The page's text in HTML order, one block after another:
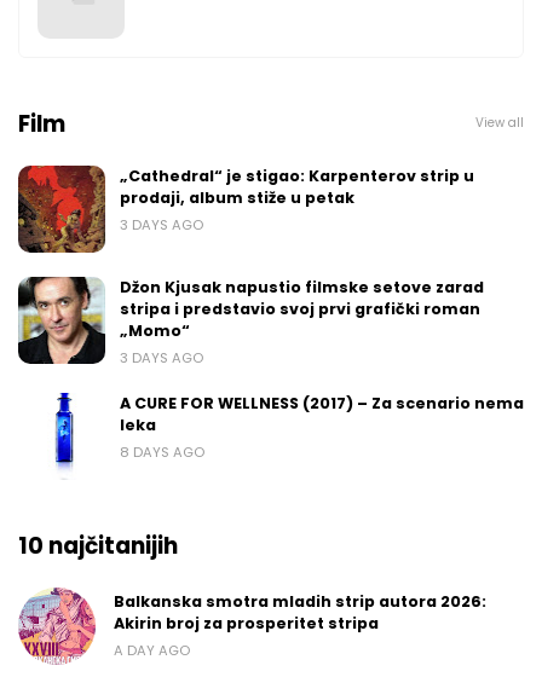
Film View all
„Cathedral“ je stigao: Karpenterov strip u
prodaji, album stiže u petak
3 DAYS AGO
Džon Kjusak napustio filmske setove zarad
stripa i predstavio svoj prvi grafički roman
„Momo“
3 DAYS AGO
A CURE FOR WELLNESS (2017) – Za scenario nema
leka
8 DAYS AGO
10 najčitanijih
Balkanska smotra mladih strip autora 2026:
Akirin broj za prosperitet stripa
A DAY AGO